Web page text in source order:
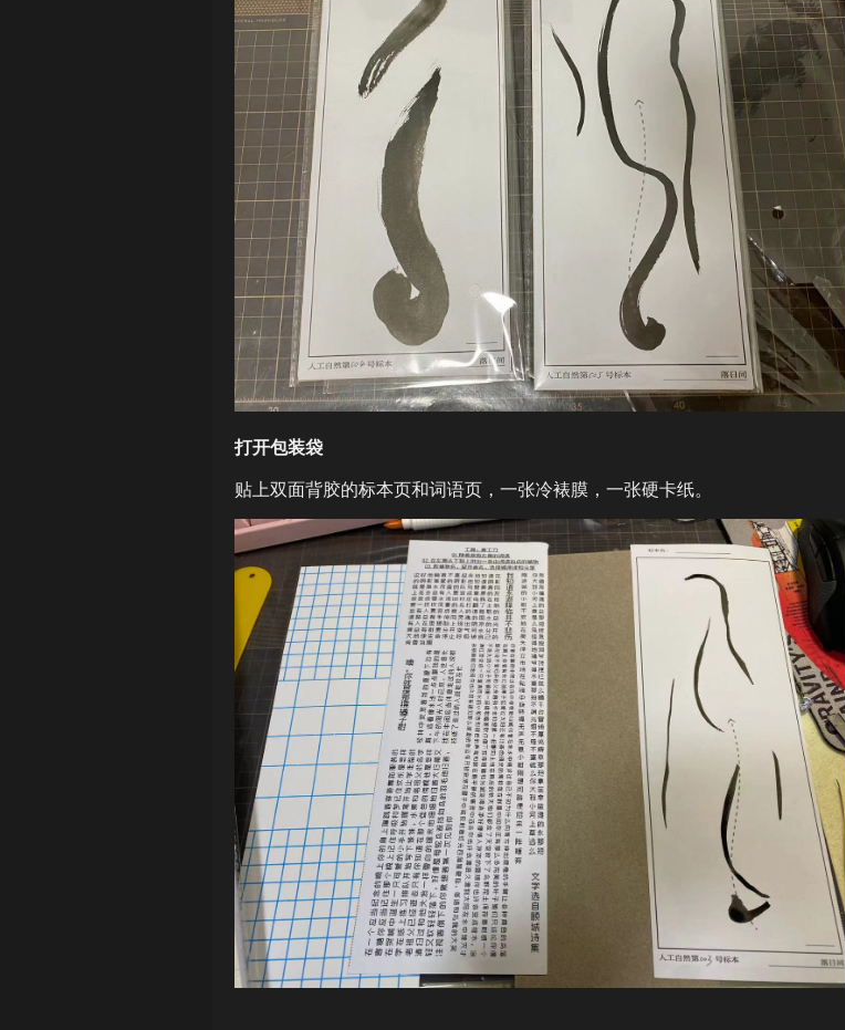
打开包装袋
贴上双面背胶的标本页和词语页，一张冷裱膜，一张硬卡纸。